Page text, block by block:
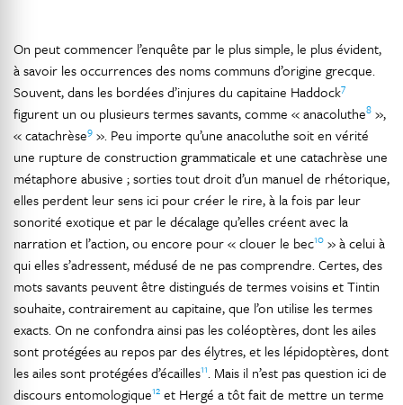
On peut commencer l’enquête par le plus simple, le plus évident,
à savoir les occurrences des noms communs d’origine grecque.
Souvent, dans les bordées d’injures du capitaine Haddock7
figurent un ou plusieurs termes savants, comme « anacoluthe8 »,
« catachrèse9 ». Peu importe qu’une anacoluthe soit en vérité
une rupture de construction grammaticale et une catachrèse une
métaphore abusive ; sorties tout droit d’un manuel de rhétorique,
elles perdent leur sens ici pour créer le rire, à la fois par leur
sonorité exotique et par le décalage qu’elles créent avec la
narration et l’action, ou encore pour « clouer le bec10 » à celui à
qui elles s’adressent, médusé de ne pas comprendre. Certes, des
mots savants peuvent être distingués de termes voisins et Tintin
souhaite, contrairement au capitaine, que l’on utilise les termes
exacts. On ne confondra ainsi pas les coléoptères, dont les ailes
sont protégées au repos par des élytres, et les lépidoptères, dont
les ailes sont protégées d’écailles11. Mais il n’est pas question ici de
discours entomologique12 et Hergé a tôt fait de mettre un terme